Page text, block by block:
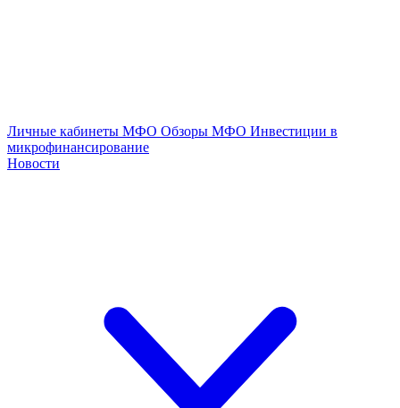
Личные кабинеты МФО Обзоры МФО Инвестиции в
микрофинансирование
Новости